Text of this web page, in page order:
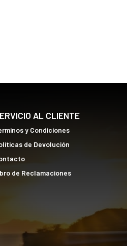
AL CLIENTE
y Condiciones
de Devolución
de Reclamaciones